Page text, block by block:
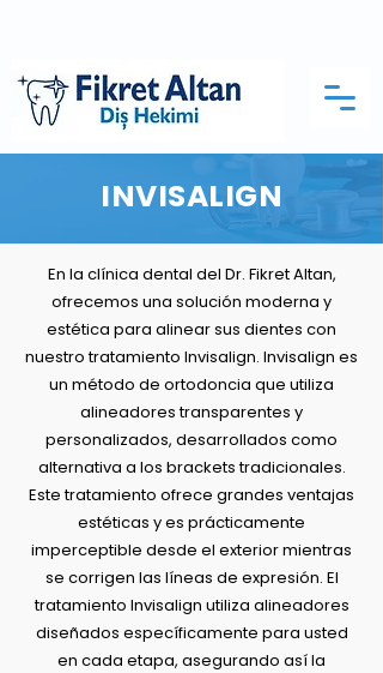
INVISALIGN
En la clínica dental del Dr. Fikret Altan,
ofrecemos una solución moderna y
estética para alinear sus dientes con
nuestro tratamiento Invisalign. Invisalign es
un método de ortodoncia que utiliza
alineadores transparentes y
personalizados, desarrollados como
alternativa a los brackets tradicionales.
Este tratamiento ofrece grandes ventajas
estéticas y es prácticamente
imperceptible desde el exterior mientras
se corrigen las líneas de expresión. El
tratamiento Invisalign utiliza alineadores
diseñados específicamente para usted
en cada etapa, asegurando así la